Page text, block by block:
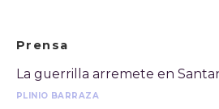
Prensa
La guerrilla arremete en
PLINIO BARRAZA